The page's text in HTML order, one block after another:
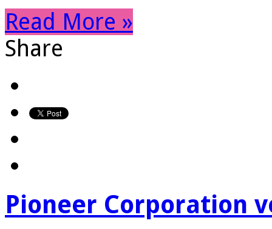
Read More »
Share
Pioneer Corporation